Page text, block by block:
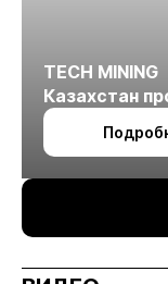
TECH MINING
Казахстан
октября в